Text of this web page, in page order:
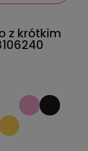
z krótkim